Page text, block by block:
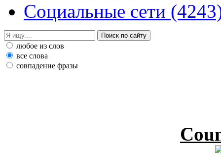
Социальные сети
любое из слов
все слова
совпадение фразы